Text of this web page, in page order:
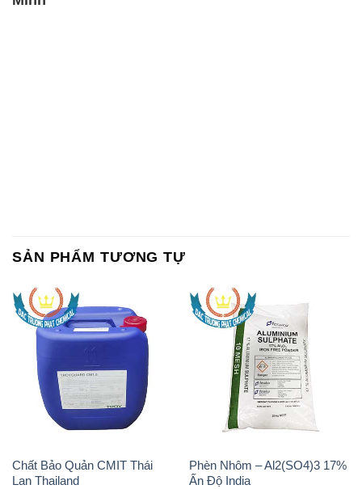
Chất Bảo Quản CMIT Thái
Lan Thailand
Phèn Nhôm – Al2(SO4)3 17%
Ấn Độ India